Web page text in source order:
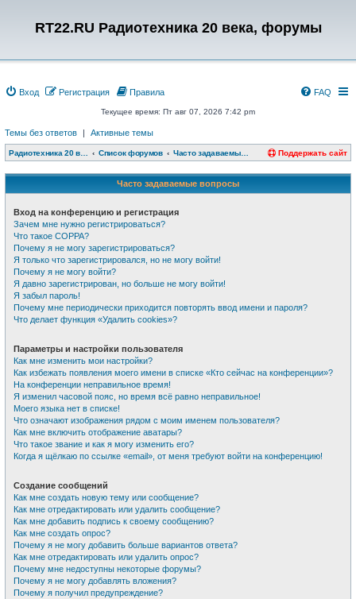
RT22.RU Радиотехника 20 века, форумы
Вход Регистрация FAQ
Правила
Текущее время: Пт авг 07, 2026 7:42 pm
Темы без ответов | Активные темы
Радиотехника 20 века, форумы Список форумов Поддержать сайт
Часто задаваемые вопросы
Вход на конференцию и регистрация
Зачем мне нужно регистрироваться?
Что такое COPPA?
Почему я не могу зарегистрироваться?
Я только что зарегистрировался, но не могу войти!
Почему я не могу войти?
Я давно зарегистрирован, но больше не могу войти!
Я забыл пароль!
Почему мне периодически приходится повторять ввод имени и пароля?
Что делает функция «Удалить cookies»?
Параметры и настройки пользователя
Как мне изменить мои настройки?
Как избежать появления моего имени в списке «Кто сейчас на конференции»?
На конференции неправильное время!
Я изменил часовой пояс, но время всё равно неправильное!
Моего языка нет в списке!
Что означают изображения рядом с моим именем пользователя?
Как мне включить отображение аватары?
Что такое звание и как я могу изменить его?
Когда я щёлкаю по ссылке «email», от меня требуют войти на конференцию!
Создание сообщений
Как мне создать новую тему или сообщение?
Как мне отредактировать или удалить сообщение?
Как мне добавить подпись к своему сообщению?
Как мне создать опрос?
Почему я не могу добавить больше вариантов ответа?
Как мне отредактировать или удалить опрос?
Почему мне недоступны некоторые форумы?
Почему я не могу добавлять вложения?
Почему я получил предупреждение?